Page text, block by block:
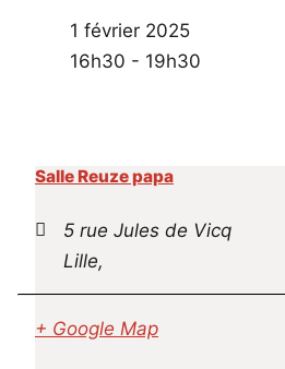
1 février 2025
16h30 - 19h30
Salle Reuze papa
5 rue Jules de Vicq
Lille,
+ Google Map